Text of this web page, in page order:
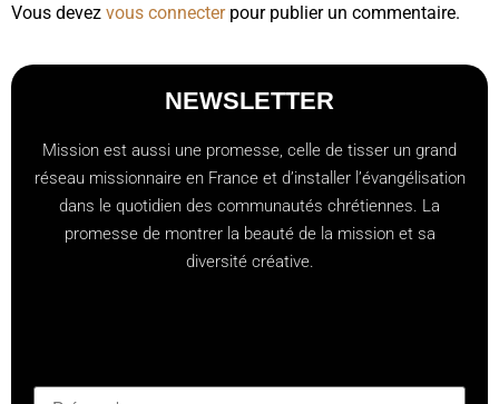
Vous devez vous connecterpour publier un commentaire.
NEWSLETTER
Mission est aussi une promesse, celle de tisser un grand
réseau missionnaire en France et d’installer l’évangélisation
dans le quotidien des communautés chrétiennes. La
promesse de montrer la beauté de la mission et sa
diversité créative.